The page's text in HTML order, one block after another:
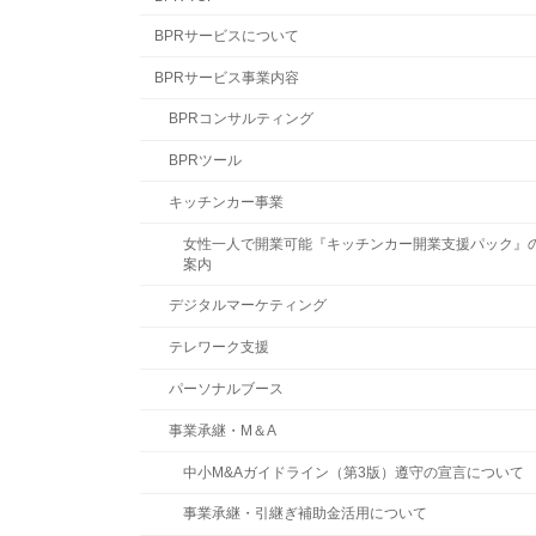
BPRサービスについて
BPRサービス事業内容
BPRコンサルティング
BPRツール
キッチンカー事業
女性一人で開業可能『キッチンカー開業支援パック』
案内
デジタルマーケティング
テレワーク支援
パーソナルブース
事業承継・M＆A
中小M&Aガイドライン（第3版）遵守の宣言について
事業承継・引継ぎ補助金活用について